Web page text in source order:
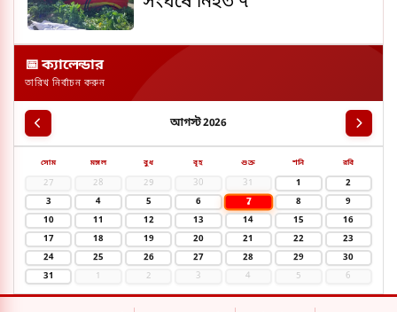
📅 ক্যালেন্ডার
তারিখ নির্বাচন করুন
আগস্ট 2026
সোম মঙ্গল বুধ বৃহ শুক্র শনি রবি
27 28 29 30 31 1
2
3
4 5 6 7 8
9
10
11 12 13 14 15
16
17
18 19 20 21 22
23
24
25 26 27 28 29
30
31
1 2 3 4 5 6